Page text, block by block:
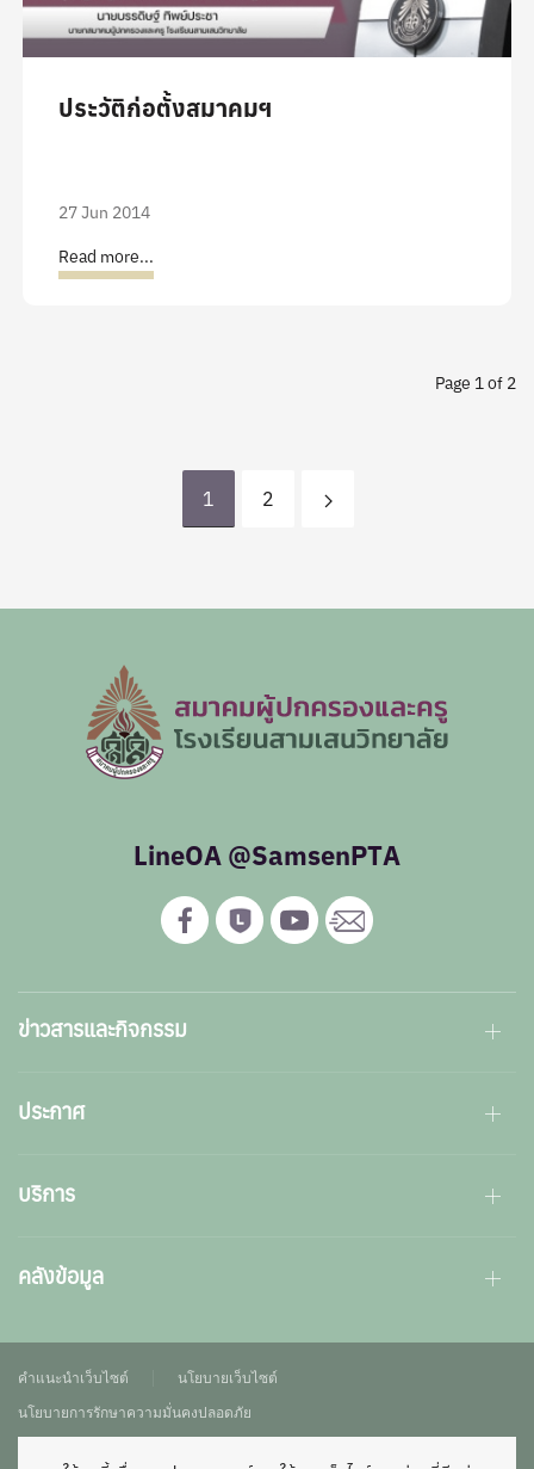
ประวัติก่อตั้งสมาคมฯ
27 Jun 2014
Read more...
Page 1 of 2
1 2
LineOA @SamsenPTA
ข่าวสารและกิจกรรม
ประกาศ
บริการ
คลังข้อมูล
คำแนะนำเว็บไซต์
นโยบายเว็บไซต์
นโยบายการรักษาความมั่นคงปลอดภัย